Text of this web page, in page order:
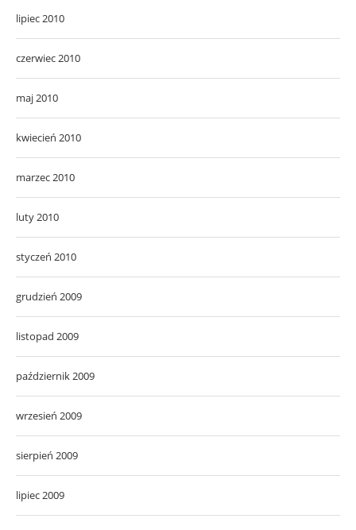
lipiec 2010
czerwiec 2010
maj 2010
kwiecień 2010
marzec 2010
luty 2010
styczeń 2010
grudzień 2009
listopad 2009
październik 2009
wrzesień 2009
sierpień 2009
lipiec 2009